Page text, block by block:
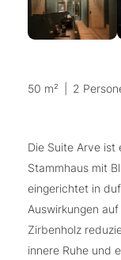
50 m² 2
Die Suite Arve ist
Stammhaus mit
eingerichtet in
Auswirkungen
Zirbenholz
innere Ruhe und